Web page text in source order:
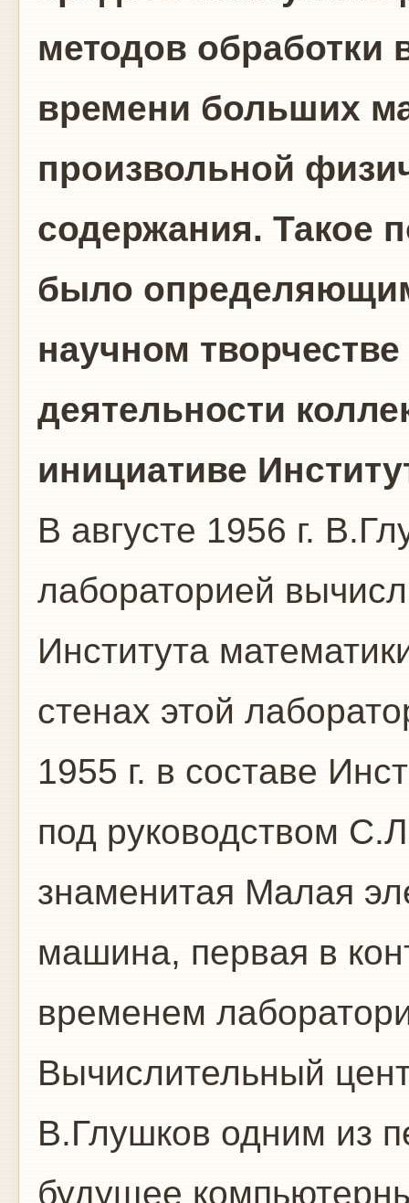
методов обработки
времени больших
произвольной
содержания. Такое
было
научном
деятельности
инициативе
В августе 1956 г.
лабораторией
Института
стенах этой
1955 г. в составе
под руководством
знаменитая Малая
машина, первая в
временем
Вычислительный
В.Глушков одним из
будущее